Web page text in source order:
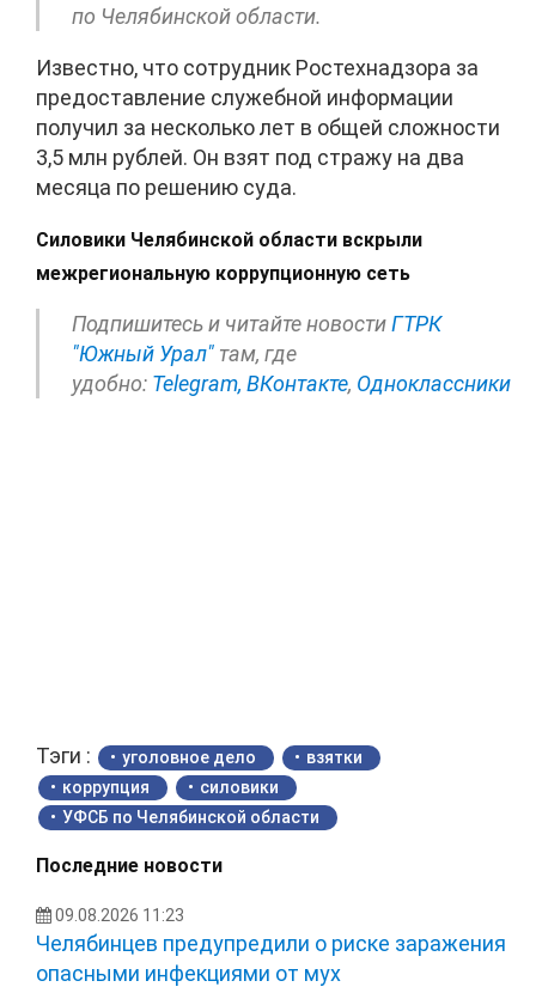
по Челябинской области.
Известно, что сотрудник Ростехнадзора за
предоставление служебной информации
получил за несколько лет в общей сложности
3,5 млн рублей. Он взят под стражу на два
месяца по решению суда.
Силовики Челябинской области вскрыли
межрегиональную коррупционную сеть
Подпишитесь и читайте новостиГТРК
"Южный Урал" там, где
удобно: Telegram, ВКонтакте, Одноклассники
Тэги : уголовное дело
взятки
коррупция
силовики
УФСБ по Челябинской области
Последние новости
09.08.2026 11:23
Челябинцев предупредили о риске заражения
опасными инфекциями от мух